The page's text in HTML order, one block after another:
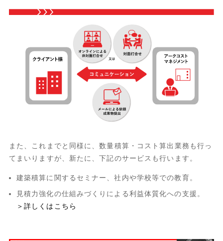
また、これまでと同様に、数量積算・コスト算出業務も行っ
てまいりますが、新たに、下記のサービスも行います。
建築積算に関するセミナー、社内や学校等での教育。
見積力強化の仕組みづくりによる利益体質化への支援。
＞詳しくはこちら